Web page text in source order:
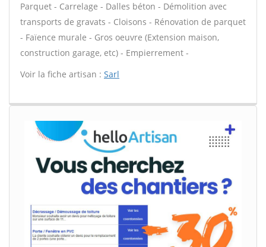
Parquet - Carrelage - Dalles béton - Démolition avec
transports de gravats - Cloisons - Rénovation de parquet
- Faïence murale - Gros oeuvre (Extension maison,
construction garage, etc) - Empierrement -
Voir la fiche artisan : Sarl